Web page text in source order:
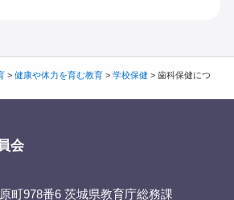
> 健康や体力を育む教育> 学校保健 > 歯科保健につ
会
町978番6 茨城県教育庁総務課